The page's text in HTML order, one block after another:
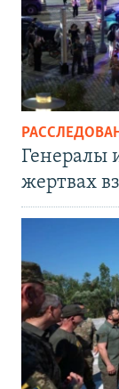
Генералы
жертвах